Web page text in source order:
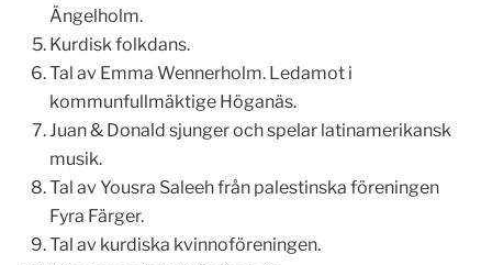
Ängelholm.
Kurdisk folkdans.
Tal av Emma Wennerholm. Ledamot i
kommunfullmäktige Höganäs.
Juan & Donald sjunger och spelar latinamerikansk
musik.
Tal av Yousra Saleeh från palestinska föreningen
Fyra Färger.
Tal av kurdiska kvinnoföreningen.